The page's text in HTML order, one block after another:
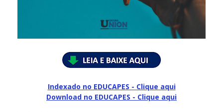
Indexado no EDUCAPES - Clique aqui
Download no EDUCAPES - Clique aqui